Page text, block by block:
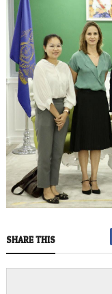
SHARE THIS